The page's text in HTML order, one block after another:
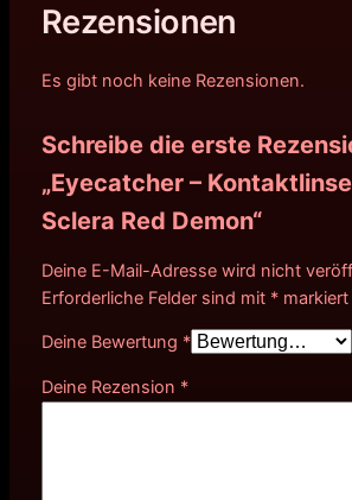
Rezensionen
Es gibt noch keine Rezensionen.
Schreibe die erste
„Eyecatcher –
Sclera Red Demon“
Deine E-Mail-Adresse wird nicht
Erforderliche Felder sind mit *markiert
Deine Bewertung *
Deine Rezension *